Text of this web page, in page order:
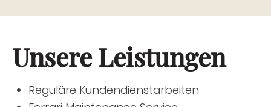
Unsere Leistungen
Reguläre Kundendienstarbeiten